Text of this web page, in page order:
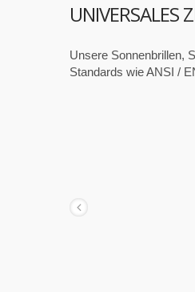
UNIVERSALES
Unsere Sonnenbrillen,
Standards wie ANSI /